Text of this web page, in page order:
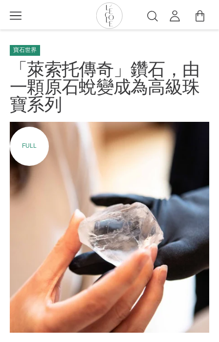
主
of
Jewelry
Arts
logo
搜
尋
寶石世界
「萊索托傳奇」鑽石，由
一顆原石蛻變成為高級珠
寶系列
FULL